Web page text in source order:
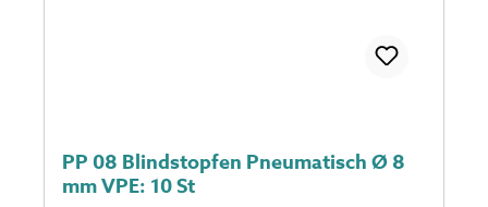
PP 08 Blindstopfen Pneumatisch Ø 8
mm VPE: 10 St